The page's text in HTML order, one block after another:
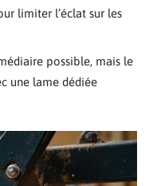
limiter l’éclat sur les
possible, mais le
une lame dédiée